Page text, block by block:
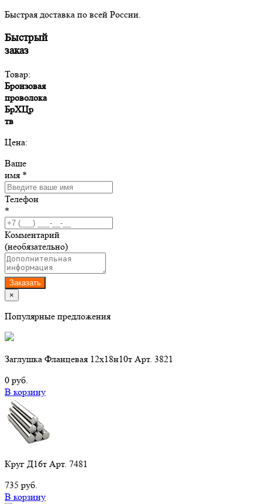
Быстрая доставка по всей России.
Быстрый
заказ
Товар:
Бронзовая
проволока
БрХЦр
тв
Цена:
Ваше
имя *
Телефон
*
Комментарий
(необязательно)
Заказать
×
Популярные предложения
Заглушка Фланцевая 12х18н10т Арт. 3821
0 руб.
В корзину
Круг Д16т Арт. 7481
735 руб.
В корзину